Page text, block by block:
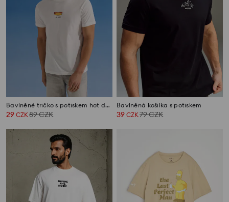
Bavlněné tričko s potiskem hot dogu
29 CZK89CZK
Bavlněná košilka s potiskem
39 CZK79CZK